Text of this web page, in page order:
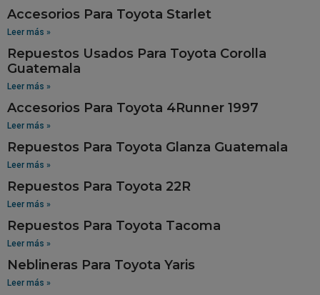
Accesorios Para Toyota Starlet
Leer más »
Repuestos Usados Para Toyota Corolla
Guatemala
Leer más »
Accesorios Para Toyota 4Runner 1997
Leer más »
Repuestos Para Toyota Glanza Guatemala
Leer más »
Repuestos Para Toyota 22R
Leer más »
Repuestos Para Toyota Tacoma
Leer más »
Neblineras Para Toyota Yaris
Leer más »